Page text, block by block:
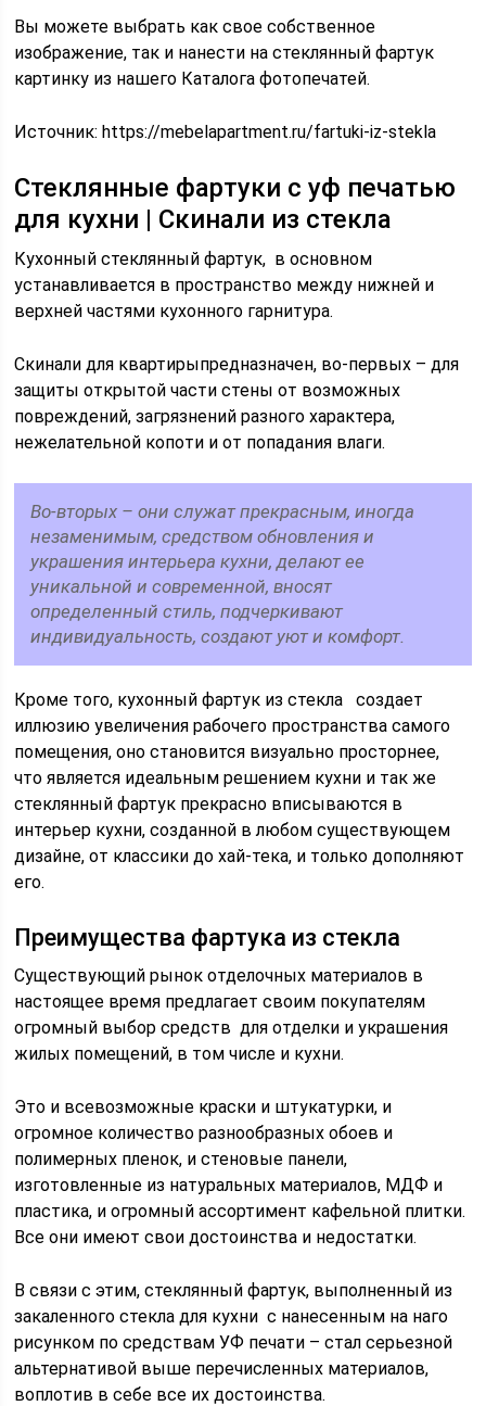
Вы можете выбрать как свое собственное
изображение, так и нанести на стеклянный фартук
картинку из нашего Каталога фотопечатей.
Источник:https://mebelapartment.ru/fartuki-iz-stekla
Стеклянные фартуки с уф печатью
для кухни | Скинали из стекла
Кухонный стеклянный фартук, в основном
устанавливается в пространство между нижней и
верхней частями кухонного гарнитура.
Скинали для квартирыпредназначен, во-первых – для
защиты открытой части стены от возможных
повреждений, загрязнений разного характера,
нежелательной копоти и от попадания влаги.
Во-вторых – они служат прекрасным, иногда
незаменимым, средством обновления и
украшения интерьера кухни, делают ее
уникальной и современной, вносят
определенный стиль, подчеркивают
индивидуальность, создают уют и комфорт.
Кроме того, кухонный фартук из стекла создает
иллюзию увеличения рабочего пространства самого
помещения, оно становится визуально просторнее,
что является идеальным решением кухни и так же
стеклянный фартук прекрасно вписываются в
интерьер кухни, созданной в любом существующем
дизайне, от классики до хай-тека, и только дополняют
его.
Преимущества фартука из стекла
Существующий рынок отделочных материалов в
настоящее время предлагает своим покупателям
огромный выбор средств для отделки и украшения
жилых помещений, в том числе и кухни.
Это и всевозможные краски и штукатурки, и
огромное количество разнообразных обоев и
полимерных пленок, и стеновые панели,
изготовленные из натуральных материалов, МДФ и
пластика, и огромный ассортимент кафельной плитки.
Все они имеют свои достоинства и недостатки.
В связи с этим, стеклянный фартук, выполненный из
закаленного стекла для кухни с нанесенным на наго
рисунком по средствам УФ печати – стал серьезной
альтернативой выше перечисленных материалов,
воплотив в себе все их достоинства.